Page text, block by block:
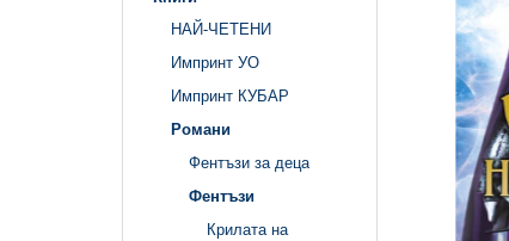
НАЙ-ЧЕТЕНИ
Импринт УО
Импринт КУБАР
Романи
Фентъзи за деца
Фентъзи
Крилата на